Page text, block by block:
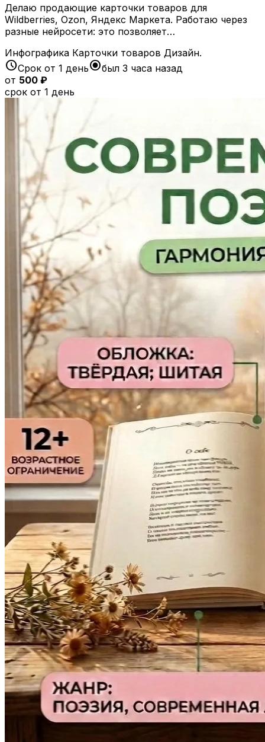
Делаю продающие карточки товаров для
Wildberries, Ozon, Яндекс Маркета. Работаю через
разные нейросети: это позволяет…
Инфографика Карточки товаров Дизайн.
scheduleСрок от 1 деньradio_button_checkedбыл 3 часа назад
от 500 ₽
срок от 1 день